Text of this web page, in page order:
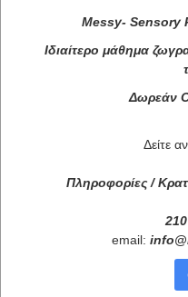
Messy- Sensory
Ιδιαίτερο μάθημα
Δωρεάν
Δείτε
Πληροφορίες /
email: info@